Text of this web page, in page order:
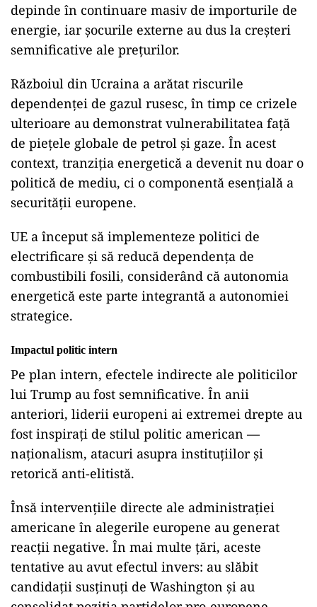
depinde în continuare masiv de importurile de
energie, iar șocurile externe au dus la creșteri
semnificative ale prețurilor.
Războiul din Ucraina a arătat riscurile
dependenței de gazul rusesc, în timp ce crizele
ulterioare au demonstrat vulnerabilitatea față
de piețele globale de petrol și gaze. În acest
context, tranziția energetică a devenit nu doar o
politică de mediu, ci o componentă esențială a
securității europene.
UE a început să implementeze politici de
electrificare și să reducă dependența de
combustibili fosili, considerând că autonomia
energetică este parte integrantă a autonomiei
strategice.
Impactul politic intern
Pe plan intern, efectele indirecte ale politicilor
lui Trump au fost semnificative. În anii
anteriori, liderii europeni ai extremei drepte au
fost inspirați de stilul politic american —
naționalism, atacuri asupra instituțiilor și
retorică anti-elitistă.
Însă intervențiile directe ale administrației
americane în alegerile europene au generat
reacții negative. În mai multe țări, aceste
tentative au avut efectul invers: au slăbit
candidații susținuți de Washington și au